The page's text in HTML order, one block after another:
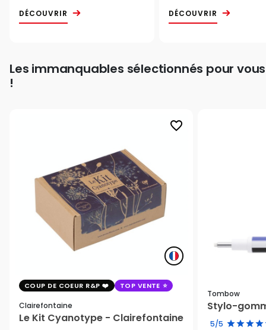
DÉCOUVRIR DÉCOUVRIR
Les immanquables sélectionnés pour vous
!
favorite_border
COUP DE COEUR R&P TOP VENTE
Clairefontaine
Le Kit Cyanotype - Clairefontaine
Tombow
Stylo-
5/5